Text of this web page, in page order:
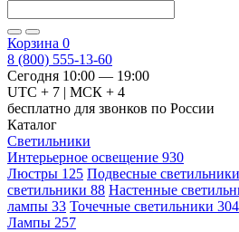
Корзина 0
8 (800) 555-13-60
Сегодня 10:00 — 19:00
UTC + 7 | МСК + 4
бесплатно для звонков по России
Каталог
Светильники
Интерьерное освещение 930
Люстры 125 Подвесные светильники
светильники 88 Настенные
лампы 33 Точечные светильники 304
Лампы 257